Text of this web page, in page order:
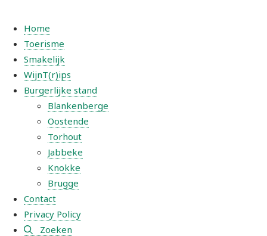
Home
Toerisme
Smakelijk
WijnT(r)ips
Burgerlijke stand
Blankenberge
Oostende
Torhout
Jabbeke
Knokke
Brugge
Contact
Privacy Policy
Zoeken